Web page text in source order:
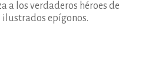
a los verdaderos héroes de
ilustrados epígonos.